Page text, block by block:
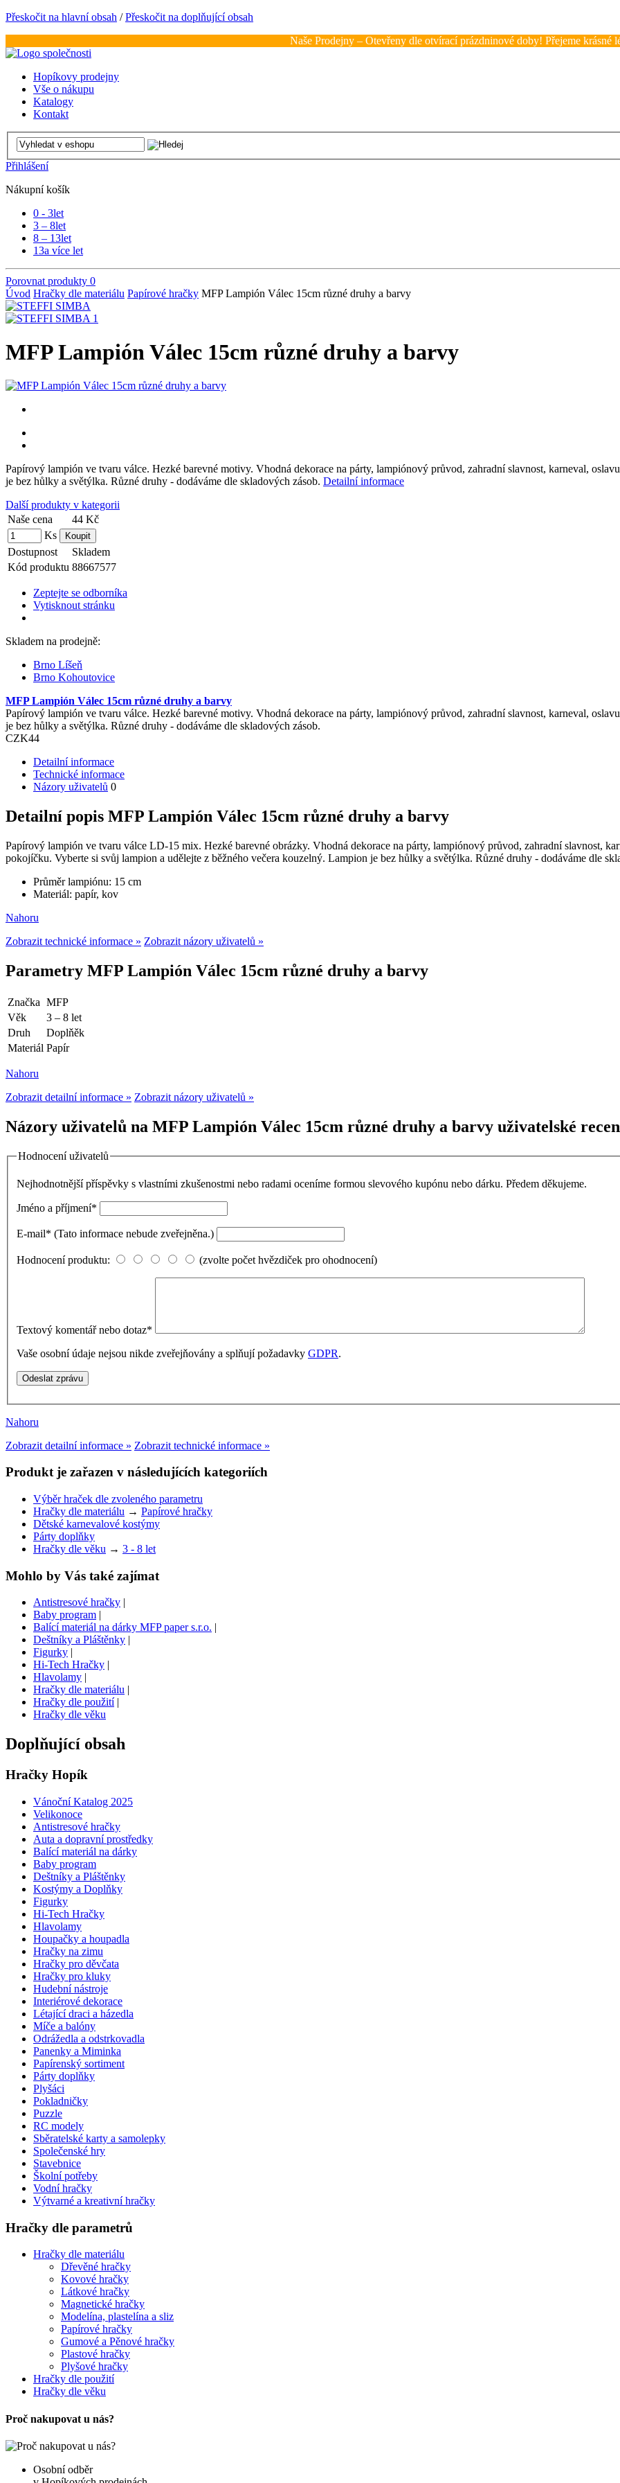
Přeskočit na hlavní obsah /Přeskočit na doplňující obsah
Naše Prodejny – Otevřeny dle otvírací prázdninové doby! Přejeme krásné
Hopíkovy prodejny
Vše o nákupu
Katalogy
Kontakt
Přihlášení
Nákupní košík
0 - 3let
3 – 8let
8 – 13let
13a více let
Porovnat produkty 0
Úvod Hračky dle materiálu Papírové hračky MFP Lampión Válec 15cm různé druhy a barvy
MFP Lampión Válec 15cm různé druhy a barvy
Papírový lampión ve tvaru válce. Hezké barevné motivy. Vhodná dekorace na párty, lampiónový průvod, zahradní slavnost, karneval,
je bez hůlky a světýlka. Různé druhy - dodáváme dle skladových zásob. Detailní informace
Další produkty v kategorii
Naše cena
44 Kč
Ks
Dostupnost
Skladem
Kód produktu 88667577
Zeptejte se odborníka
Vytisknout stránku
Skladem na prodejně:
Brno Líšeň
Brno Kohoutovice
MFP Lampión Válec 15cm různé druhy a barvy
Papírový lampión ve tvaru válce. Hezké barevné motivy. Vhodná dekorace na párty, lampiónový průvod, zahradní slavnost, karneval,
je bez hůlky a světýlka. Různé druhy - dodáváme dle skladových zásob.
CZK44
Detailní informace
Technické informace
Názory uživatelů 0
Detailní popis MFP Lampión Válec 15cm různé druhy a barvy
Papírový lampión ve tvaru válce LD-15 mix. Hezké barevné obrázky. Vhodná dekorace na párty, lampiónový průvod, zahradní slavnost,
pokojíčku. Vyberte si svůj lampion a udělejte z běžného večera kouzelný. Lampion je bez hůlky a světýlka. Různé druhy - dodáváme dle
Průměr lampiónu: 15 cm
Materiál: papír, kov
Nahoru
Zobrazit technické informace » Zobrazit názory uživatelů »
Parametry MFP Lampión Válec 15cm různé druhy a barvy
Značka MFP
Věk
3 – 8 let
Druh
Doplňěk
Materiál Papír
Nahoru
Zobrazit detailní informace » Zobrazit názory uživatelů »
Názory uživatelů na MFP Lampión Válec 15cm různé druhy a barvy uživatelské
Hodnocení uživatelů
Nejhodnotnější příspěvky s vlastními zkušenostmi nebo radami oceníme formou slevového kupónu nebo dárku. Předem děkujeme.
Jméno a příjmení*
E-mail* (Tato informace nebude zveřejněna.)
Hodnocení produktu: (zvolte počet hvězdiček pro ohodnocení)
Textový komentář nebo dotaz*
Vaše osobní údaje nejsou nikde zveřejňovány a splňují požadavky GDPR.
Nahoru
Zobrazit detailní informace » Zobrazit technické informace »
Produkt je zařazen v následujících kategoriích
Výběr hraček dle zvoleného parametru
Hračky dle materiálu → Papírové hračky
Dětské karnevalové kostýmy
Párty doplňky
Hračky dle věku → 3 - 8 let
Mohlo by Vás také zajímat
Antistresové hračky |
Baby program |
Balící materiál na dárky MFP paper s.r.o. |
Deštníky a Pláštěnky |
Figurky |
Hi-Tech Hračky |
Hlavolamy |
Hračky dle materiálu |
Hračky dle použití|
Hračky dle věku
Doplňující obsah
Hračky Hopík
Vánoční Katalog 2025
Velikonoce
Antistresové hračky
Auta a dopravní prostředky
Balící materiál na dárky
Baby program
Deštníky a Pláštěnky
Kostýmy a Doplňky
Figurky
Hi-Tech Hračky
Hlavolamy
Houpačky a houpadla
Hračky na zimu
Hračky pro děvčata
Hračky pro kluky
Hudební nástroje
Interiérové dekorace
Létající draci a házedla
Míče a balóny
Odrážedla a odstrkovadla
Panenky a Miminka
Papírenský sortiment
Párty doplňky
Plyšáci
Pokladničky
Puzzle
RC modely
Sběratelské karty a samolepky
Společenské hry
Stavebnice
Školní potřeby
Vodní hračky
Výtvarné a kreativní hračky
Hračky dle parametrů
Hračky dle materiálu
Dřevěné hračky
Kovové hračky
Látkové hračky
Magnetické hračky
Modelína, plastelína a sliz
Papírové hračky
Gumové a Pěnové hračky
Plastové hračky
Plyšové hračky
Hračky dle použití
Hračky dle věku
Proč nakupovat u nás?
Osobní odběr